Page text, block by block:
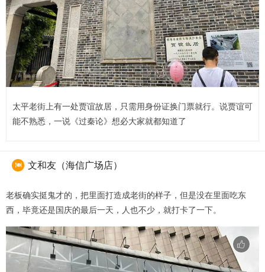
太平老街上有一处贾谊故居，只需用身份证换门票就行。说贾谊可
能不熟悉，一说《过秦论》想必大家就都知道了
 文和友（海信广场店）
老板确实挺鬼才的，把里面打造成老街的样子，但是没在里面吃东
西，毕竟还是国庆的最后一天，人也不少，就打卡了一下。